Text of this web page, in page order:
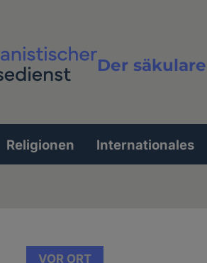
Der
Volltextsuche
Religionen Internationales
VOR ORT